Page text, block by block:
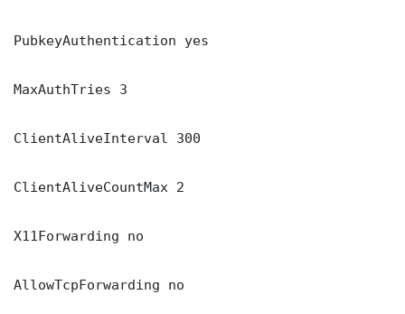
PubkeyAuthentication yes
MaxAuthTries 3
ClientAliveInterval 300
ClientAliveCountMax 2
X11Forwarding no
AllowTcpForwarding no